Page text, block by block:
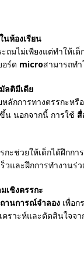
นห้องเรียน
มไม่เพียงแต่ทำให้เ
ร์ด microสามารถท
ลติมีเดีย
ลักการทางตรรกะห
น นอกจากนี้ การใช้
กะช่วยให้เด็กได้ฝึก
วและฝึกการทำงานร่
เชิงตรรกะ
านการณ์จำลอง เพื่อก
คราะห์และตัดสินใจจ